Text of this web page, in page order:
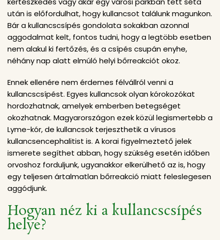
után is előfordulhat, hogy kullancsot találunk magunkon.
Bár a kullancscsípés gondolata sokakban azonnal
aggodalmat kelt, fontos tudni, hogy a legtöbb esetben
nem alakul ki fertőzés, és a csípés csupán enyhe,
néhány nap alatt elmúló helyi bőrreakciót okoz.
Ennek ellenére nem érdemes félvállról venni a
kullancscsípést. Egyes kullancsok olyan kórokozókat
hordozhatnak, amelyek emberben betegséget
okozhatnak. Magyarországon ezek közül legismertebb a
Lyme-kór, de kullancsok terjeszthetik a vírusos
kullancsencephalitist is. A korai figyelmeztető jelek
ismerete segíthet abban, hogy szükség esetén időben
orvoshoz forduljunk, ugyanakkor elkerülhető az is, hogy
egy teljesen ártalmatlan bőrreakció miatt feleslegesen
aggódjunk.
Hogyan néz ki a kullancscsípés
helye?